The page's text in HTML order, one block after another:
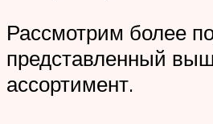
Рассмотрим более
представленный
ассортимент.